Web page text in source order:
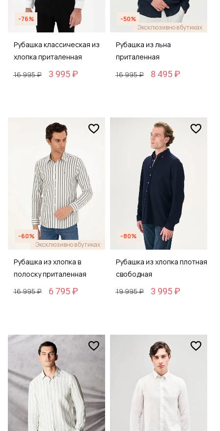
-76%
Рубашка классическая из
хлопка приталенная
16 995 ₽
3 995 ₽
-50%
Эксклюзивно в бутиках
Рубашка из льна
приталенная
16 995 ₽
8 495 ₽
-60%
Эксклюзивно в бутиках
Рубашка из хлопка в
полоску приталенная
16 995 ₽
6 795 ₽
-80%
Рубашка из хлопка плотная
свободная
19 995 ₽
3 995 ₽